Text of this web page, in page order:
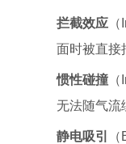
拦截效应
面时被直接
惯性碰撞
无法随气流
静电吸引